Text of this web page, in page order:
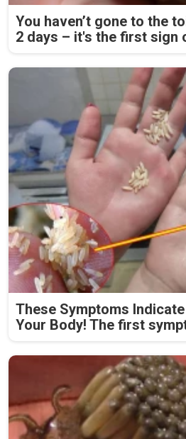
You haven’t gone to the
2 days – it's the first sign
These Symptoms
Your Body! The first